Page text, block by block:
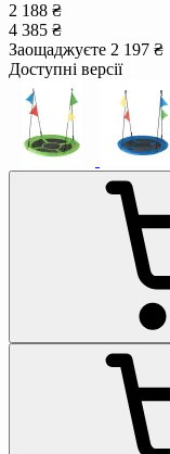
2 188 ₴
4 385 ₴
Заощаджуєте 2 197 ₴
Доступні версії